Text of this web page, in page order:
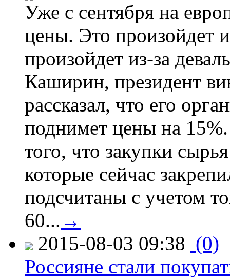
Уже с сентября на
цены. Это произойдет
произойдет из-за
Каширин, президент
рассказал, что его
поднимет цены на
того, что закупки
которые сейчас
подсчитаны с учетом
60... →
2015-08-03 09:38 (0)
Россияне стали